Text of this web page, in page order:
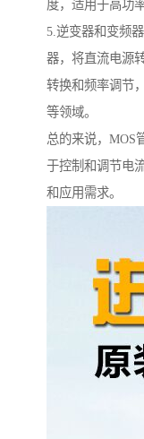
度，适用于高功
5.逆变器和变频
器，将直流电源
转换和频率调节
等领域。
总的来说，MOS
于控制和调节电
和应用需求。